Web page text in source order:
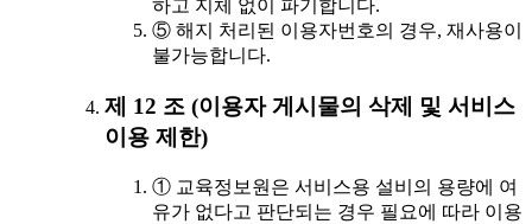
하고 지체 없이 파기합니다.
⑤ 해지 처리된 이용자번호의 경우, 재사용이
불가능합니다.
제 12 조 (이용자 게시물의 삭제 및 서비스
이용 제한)
① 교육정보원은 서비스용 설비의 용량에 여
유가 없다고 판단되는 경우 필요에 따라 이용